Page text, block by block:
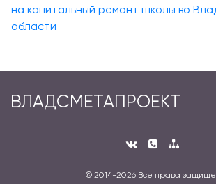
на капитальный ремонт школы во
области
ВЛАДСМЕТАПРОЕКТ
© 2014-2026 Все права